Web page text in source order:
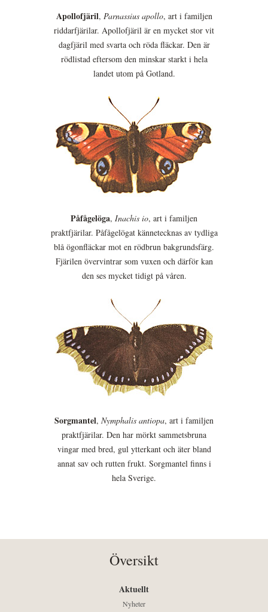
Apollofjäril, Parnassius apollo, art i familjen
riddarfjärilar. Apollofjäril är en mycket stor vit
dagfjäril med svarta och röda fläckar. Den är
rödlistad eftersom den minskar starkt i hela
landet utom på Gotland.
Påfågelöga, Inachis io, art i familjen
praktfjärilar. Påfågelögat kännetecknas av tydliga
blå ögonfläckar mot en rödbrun bakgrundsfärg.
Fjärilen övervintrar som vuxen och därför kan
den ses mycket tidigt på våren.
Sorgmantel, Nymphalis antiopa, art i familjen
praktfjärilar. Den har mörkt sammetsbruna
vingar med bred, gul ytterkant och äter bland
annat sav och rutten frukt. Sorgmantel finns i
hela Sverige.
Översikt
Aktuellt
Nyheter